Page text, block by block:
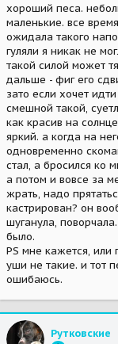
хороший песа.
маленькие. все
ожидала такого
гуляли я никак не
такой силой может
дальше - фиг его
зато если хочет
смешной такой,
как красив на
яркий. а когда на
одновременно
стал, а бросился ко
а потом и вовсе за
жрать, надо
кастрирован? он
шуганула,
было.
PS мне кажется,
уши не такие. и тот
ошибаюсь.
Рутковские